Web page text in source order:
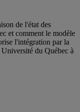
de l'état des
et comment le modèle
l'intégration par la
du Québec à